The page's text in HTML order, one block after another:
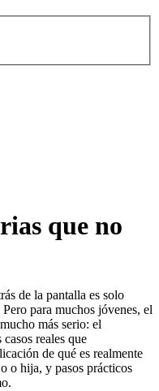
que no
de la pantalla es solo
para muchos jóvenes, el
más serio: el
reales que
de qué es realmente
o hija, y pasos prácticos